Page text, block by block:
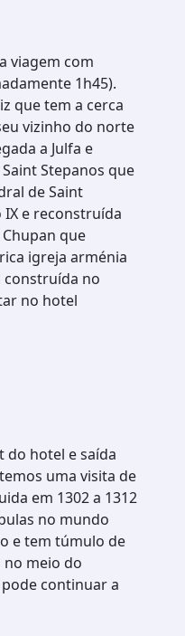
viagem com
1h45).
que tem a cerca
vizinho do norte
a Julfa e
Stepanos que
de Saint
e reconstruída
que
igreja arménia
construída no
no hotel
do hotel e saída
uma visita de
em 1302 a 1312
no mundo
e tem túmulo de
no meio do
continuar a